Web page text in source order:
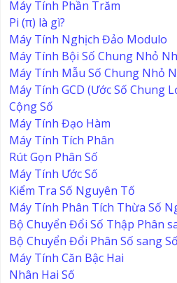
Máy Tính Phần Trăm
Pi (π) là gì?
Máy Tính Nghịch Đảo Modulo
Máy Tính Bội Số Chung Nhỏ
Máy Tính Mẫu Số Chung Nhỏ
Máy Tính GCD (Ước Số Chung
Cộng Số
Máy Tính Đạo Hàm
Máy Tính Tích Phân
Rút Gọn Phân Số
Máy Tính Ước Số
Kiểm Tra Số Nguyên Tố
Máy Tính Phân Tích Thừa Số
Bộ Chuyển Đổi Số Thập Phân
Bộ Chuyển Đổi Phân Số sang
Máy Tính Căn Bậc Hai
Nhân Hai Số